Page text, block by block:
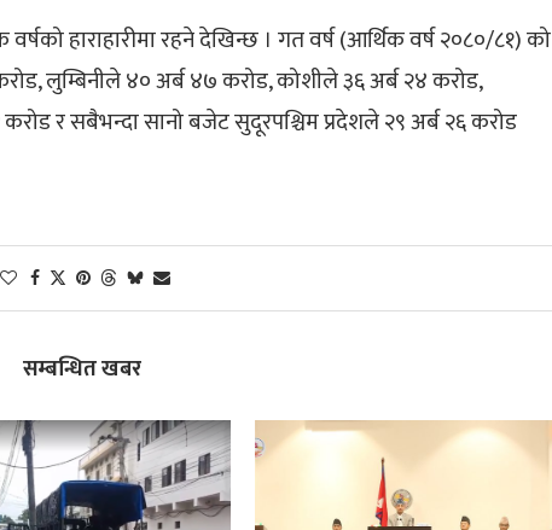
हाराहारीमा रहने देखिन्छ । गत वर्ष (आर्थिक वर्ष २०८०/८१) को
लुम्बिनीले ४० अर्ब ४७ करोड, कोशीले ३६ अर्ब २४ करोड,
र सबैभन्दा सानो बजेट सुदूरपश्चिम प्रदेशले २९ अर्ब २६ करोड
सम्बन्धित खबर